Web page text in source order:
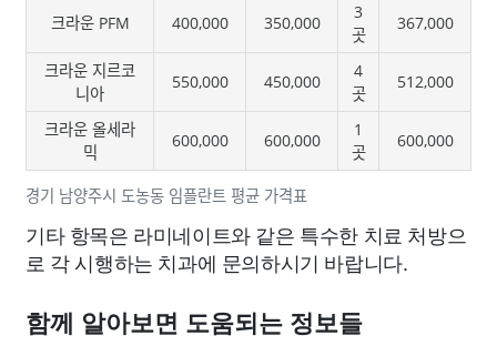
경기 남양주시 도농동 임플란트 평균 가격표
크라운 PFM 400,000 350,000
3
곳
367,000
크라운 지르코
니아
550,000 450,000
4
곳
512,000
크라운 올세라
믹
600,000 600,000
1
곳
600,000
기타 항목은 라미네이트와 같은 특수한 치료 처방으
로 각 시행하는 치과에 문의하시기 바랍니다.
함께 알아보면 도움되는 정보들